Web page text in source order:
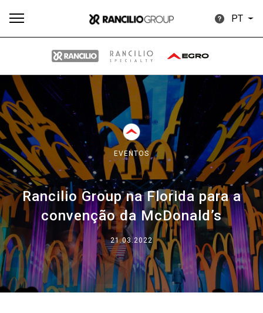
PT
EVENTOS
Rancilio Group na Florida para a
convenção da McDonald’s
21.03.2022
Todos Produtos Notícias Descarregar Mais
Our brands
Group
Notícias